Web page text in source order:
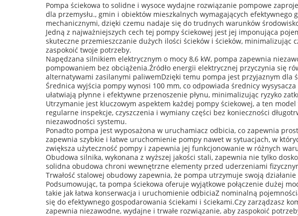
Pompa ściekowa to solidne i wysoce wydajne rozwiązanie pompowe
dla przemysłu., gmin i obiektów mieszkalnych wymagających
mechanicznymi, dzięki czemu nadaje się do trudnych warunków
Jedną z najważniejszych cech tej pompy ściekowej jest jej imponująca
skuteczne przemieszczanie dużych ilości ścieków i ścieków,
zaspokoić twoje potrzeby.
Napędzana silnikiem elektrycznym o mocy 8,6 kW, pompa zapewnia
pompowaniem bez obciążenia.Źródło energii elektrycznej przyczynia się
alternatywami zasilanymi paliwemDzięki temu pompa jest przyjaznym dla
Średnica wyjścia pompy wynosi 100 mm, co odpowiada średnicy
ułatwiają płynne i efektywne przenoszenie płynu, minimalizując ryzyko
Utrzymanie jest kluczowym aspektem każdej pompy ściekowej, a ten
regularne inspekcje, czyszczenia i wymiany części bez konieczności
niezawodności systemu.
Ponadto pompa jest wyposażona w uruchamiacz odbicia, co zapewnia
zapewnia szybkie i łatwe uruchomienie pompy nawet w sytuacjach, w
zwiększa użyteczność pompy i zapewnia jej funkcjonowanie w różnych
Obudowa silnika, wykonana z wyższej jakości stali, zapewnia nie tylko
solidna obudowa chroni wewnętrzne elementy przed uderzeniami
Trwałość stalowej obudowy zapewnia, że pompa utrzymuje swoją
Podsumowując, ta pompa ściekowa oferuje wyjątkowe połączenie dużej
takie jak łatwa konserwacja i uruchomienie odbiciaZ nominalną
się do efektywnego gospodarowania ściekami i ściekami.Czy zarządzasz
zapewnia niezawodne, wydajne i trwałe rozwiązanie, aby zaspokoić